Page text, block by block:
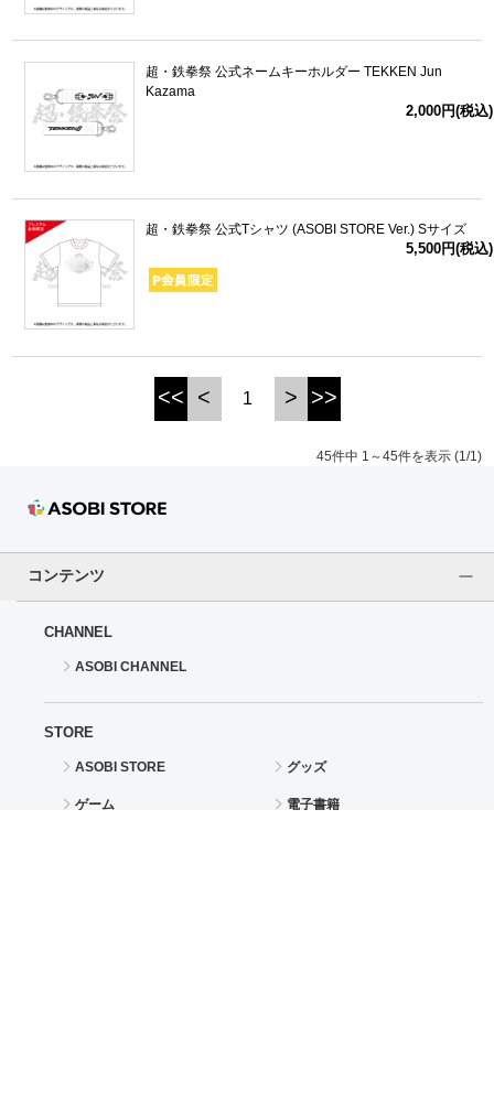
超・鉄拳祭 公式ネームキーホルダー TEKKEN Jun
Kazama
2,000円(税込)
超・鉄拳祭 公式Tシャツ (ASOBI STORE Ver.) Sサイズ
5,500円(税込)
<< < 1 > >>
45件中 1～45件を表示 (1/1)
コンテンツ
CHANNEL
ASOBI CHANNEL
STORE
ASOBI STORE グッズ
ゲーム 電子書籍